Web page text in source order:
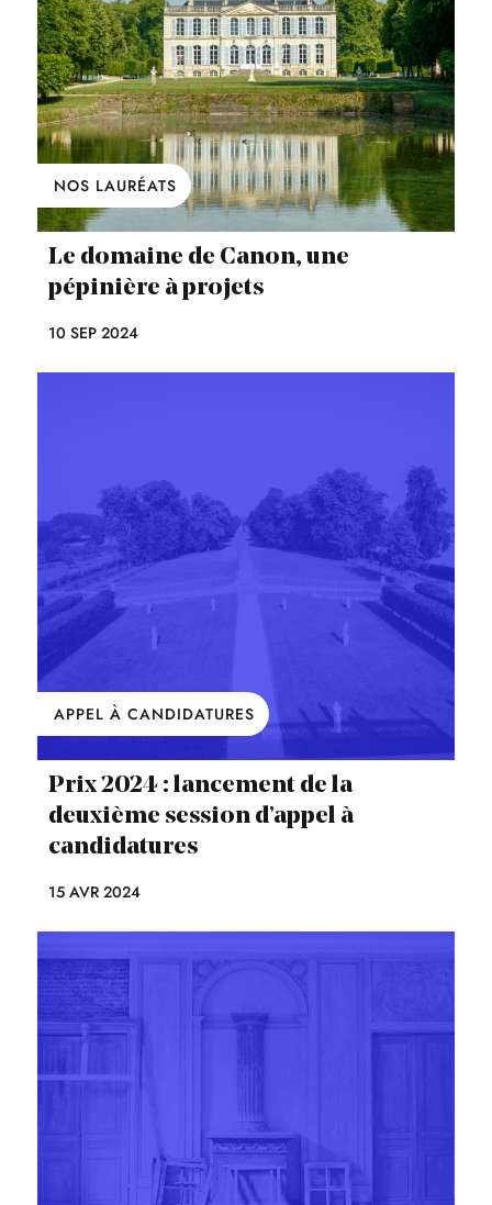
NOS LAURÉATS
Le domaine de Canon, une
pépinière à projets
10 SEP 2024
APPEL À CANDIDATURES
Prix 2024 : lancement de la
deuxième session d’appel à
candidatures
15 AVR 2024